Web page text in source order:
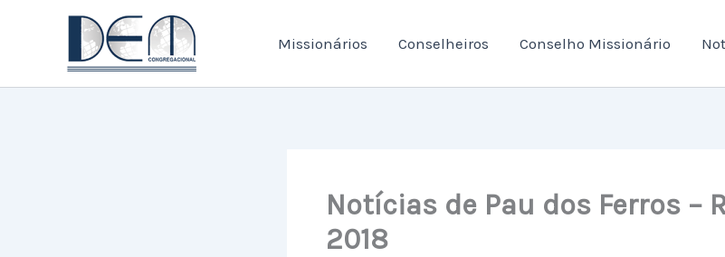
conteúdo
Missionários Conselheiros Conselho Missionário
Notícias de Pau dos Ferros –
2018